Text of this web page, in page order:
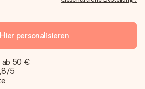
Hier personalisieren
ab 50 €
5